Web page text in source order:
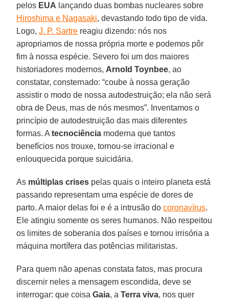
pelos EUA lançando duas bombas nucleares sobre
Hiroshima e Nagasaki, devastando todo tipo de vida.
Logo,J. P. Sartre reagiu dizendo: nós nos
apropriamos de nossa própria morte e podemos pôr
fim à nossa espécie. Severo foi um dos maiores
historiadores modernos, Arnold Toynbee, ao
constatar, consternado: “coube à nossa geração
assistir o modo de nossa autodestruição; ela não será
obra de Deus, mas de nós mesmos”. Inventamos o
princípio de autodestruição das mais diferentes
formas. Atecnociência moderna que tantos
benefícios nos trouxe, tornou-se irracional e
enlouquecida porque suicidária.
As múltiplas crises pelas quais o inteiro planeta está
passando representam uma espécie de dores de
parto. A maior delas foi e é a intrusão docoronavírus.
Ele atingiu somente os seres humanos. Não respeitou
os limites de soberania dos países e tornou irrisória a
máquina mortífera das potências militaristas.
Para quem não apenas constata fatos, mas procura
discernir neles a mensagem escondida, deve se
interrogar: que coisaGaia, aTerra viva, nos quer